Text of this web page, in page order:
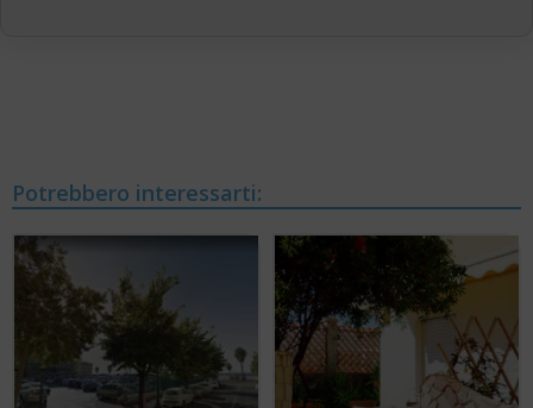
Potrebbero interessarti: